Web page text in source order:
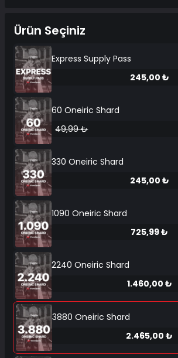
Ürün Seçiniz
Express Supply Pass
245,00 ₺
60 Oneiric Shard
49,99 ₺
330 Oneiric Shard
245,00 ₺
1090 Oneiric Shard
725,99 ₺
2240 Oneiric Shard
1.460,00 ₺
3880 Oneiric Shard
2.465,00 ₺